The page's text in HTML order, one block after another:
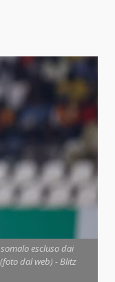
escluso dai
dal web) - Blitz